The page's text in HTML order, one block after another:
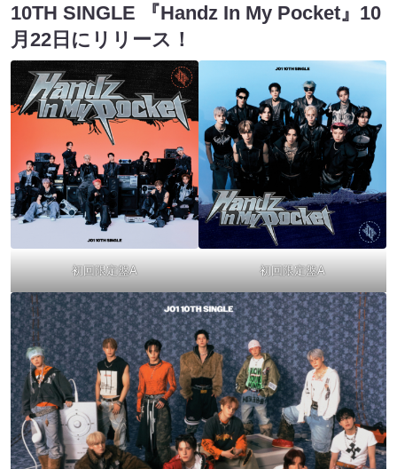
10TH SINGLE 『Handz In My Pocket』10
月22日にリリース！
初回限定盤A 初回限定盤A